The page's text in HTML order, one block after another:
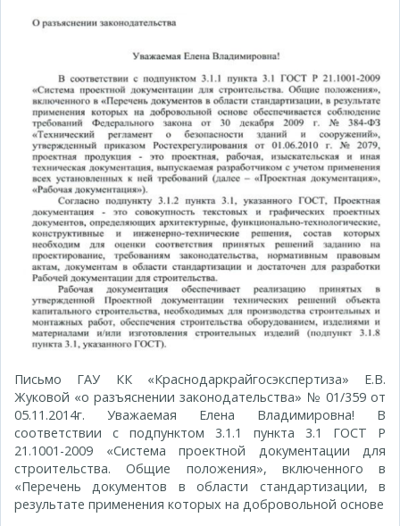
Письмо ГАУ КК «Краснодаркрайгосэкспертиза» Е.В.
Жуковой «о разъяснении законодательства» № 01/359 от
05.11.2014г. Уважаемая Елена Владимировна! В
соответствии с подпунктом 3.1.1 пункта 3.1 ГОСТ Р
21.1001-2009 «Система проектной документации для
строительства. Общие положения», включенного в
«Перечень документов в области стандартизации, в
результате применения которых на добровольной основе